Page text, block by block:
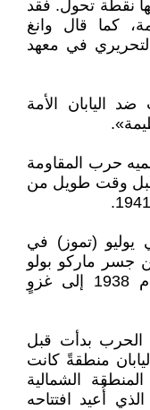
نقطة تحول. فقد
كما قال وانغ
في معهد
اليابان الأمة
حرب المقاومة
قبل وقت طويل من
(تموز) في
ماركو بولو
العريق، حيث تطورت مناوشات عام 1938 إلى غزوٍ
منذ عام 2017، بأن الحرب بدأت قبل
احتلت اليابان منطقةً كانت
الشمالية
أُعيد افتتاحه